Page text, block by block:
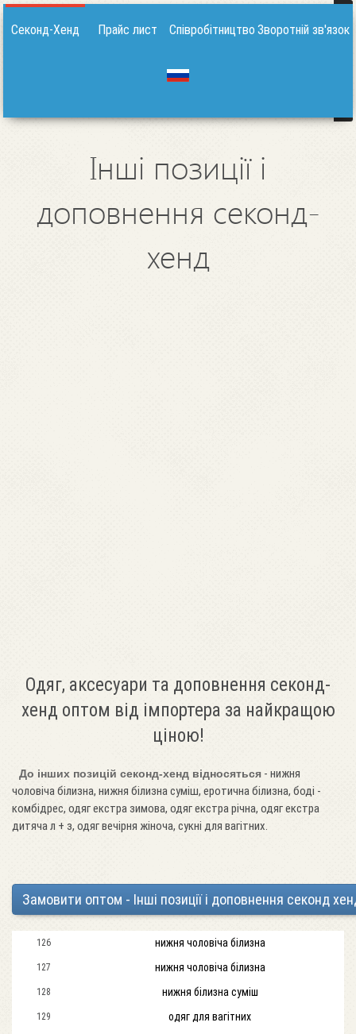
Секонд-Хенд Прайс лист Співробітництво Зворотній зв'язок
Інші позиції і
доповнення секонд-
хенд
Одяг, аксесуари та доповнення секонд-
хенд оптом від імпортера за найкращою
ціною!
До інших позицій секонд-хенд відносяться - нижня
чоловіча білизна, нижня білизна суміш, еротична білизна, боді -
комбідрес, одяг екстра зимова, одяг екстра річна, одяг екстра
дитяча л + з, одяг вечірня жіноча, сукні для вагітних.
Замовити оптом - Інші позиції і доповнення секонд
126 нижня чоловіча білизна
127 нижня чоловіча білизна
128 нижня білизна суміш
129 одяг для вагітних